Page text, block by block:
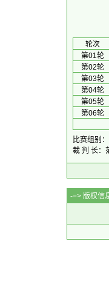
轮次
第01轮
第02轮
第03轮
第04轮
第05轮
第06轮
比赛组别
裁 判 长：
-=> 版权信